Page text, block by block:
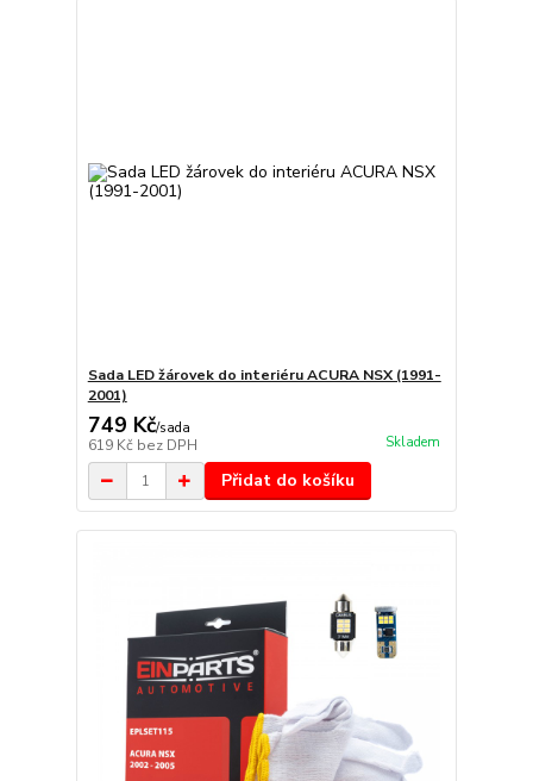
Sada LED žárovek do interiéru ACURA NSX (1991-
2001)
749 Kč/sada
619 Kč bez DPH Skladem
Přidat do košíku